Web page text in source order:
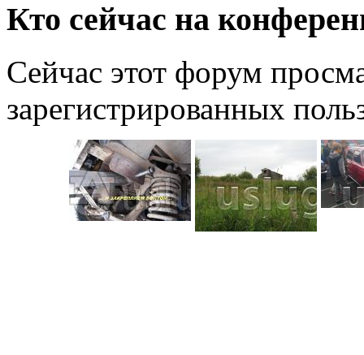
Кто сейчас на
Сейчас этот форум
зарегистрированных